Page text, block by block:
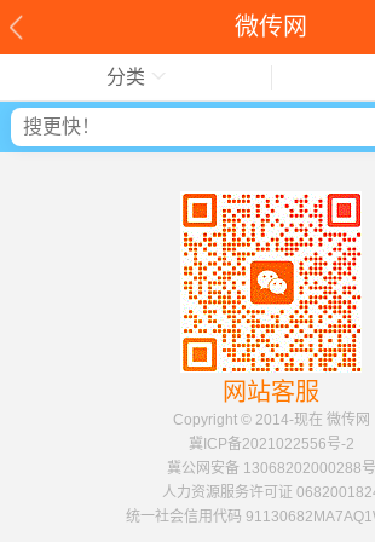
微传网
分类
网站客服
Copyright © 2014-现在 微传网
冀ICP备2021022556号-2
冀公网安备 13068202000288号
人力资源服务许可证
统一社会信用代码